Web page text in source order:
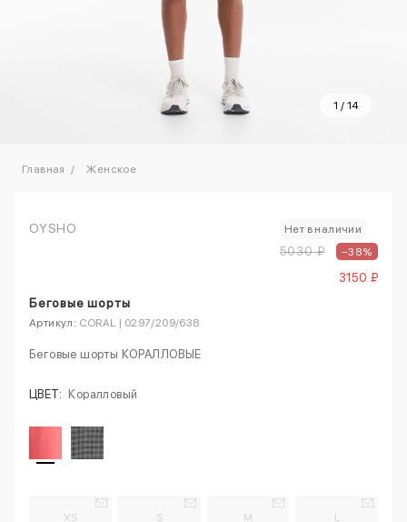
1 / 14
Главная Женское
OYSHO Нет в наличии
5030 ₽ –38%
3150 ₽
Беговые шорты
Артикул: CORAL | 0297/209/638
Беговые шорты КОРАЛЛОВЫЕ
ЦВЕТ: Коралловый
XS S M L